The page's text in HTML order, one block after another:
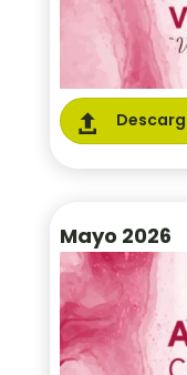

Mayo 2026